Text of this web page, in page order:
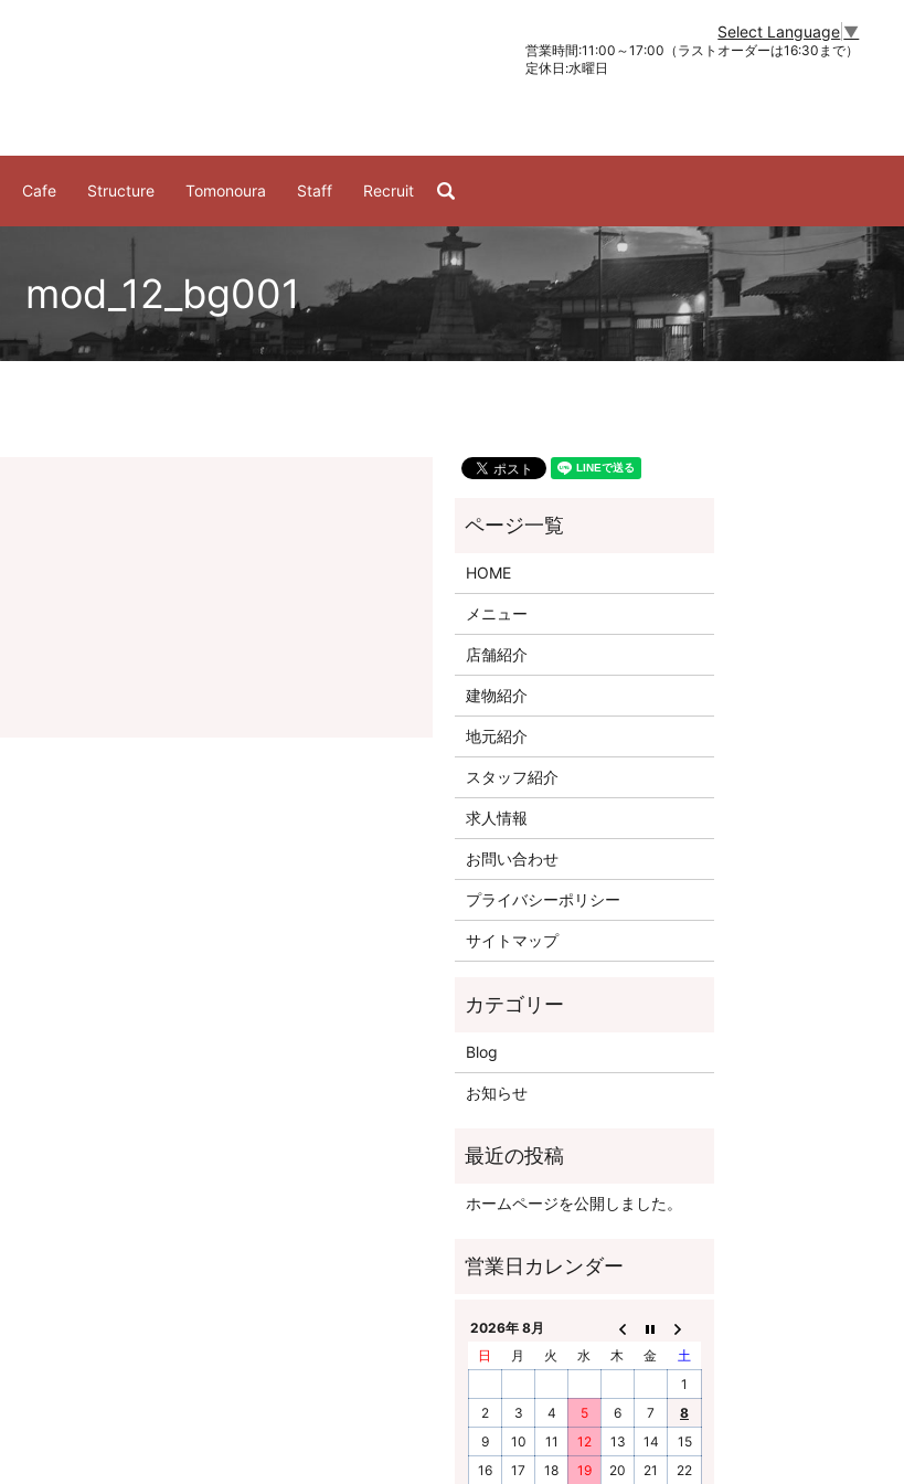
Select Language ▼
営業時間:11:00～17:00（ラストオーダーは16:30まで）
定休日:水曜日
Cafe Structure Tomonoura Staff Recruit search
mod_12_bg001
HOME
メニュー
店舗紹介
建物紹介
地元紹介
スタッフ紹介
求人情報
お問い合わせ
プライバシーポリシー
サイトマップ
Blog
お知らせ
ホームページを公開しました。
2026年 8月
日
月 火 水 木 金
土
1
2
3 4 5 6 7
8
9
10 11 12 13 14
15
16
17 18 19 20 21 22